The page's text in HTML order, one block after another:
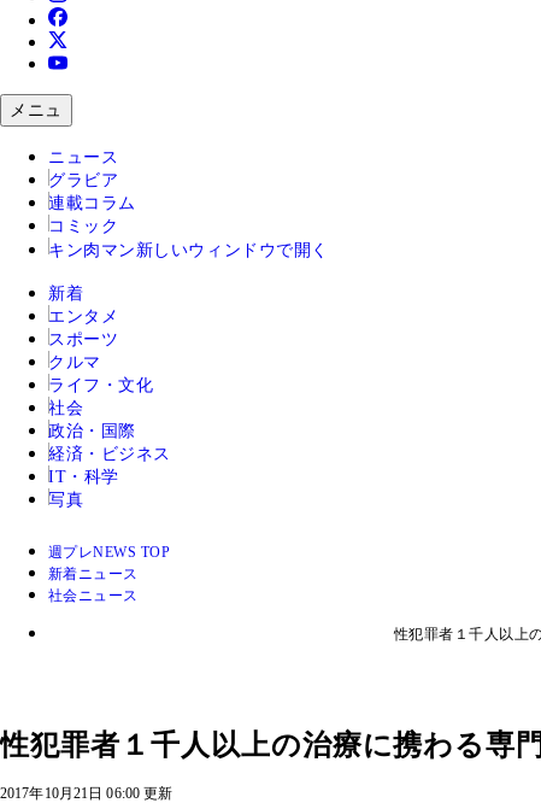
メニュ
ニュース
グラビア
連載コラム
コミック
キン肉マン 新しいウィンドウで開く
新着
エンタメ
スポーツ
クルマ
ライフ・文化
社会
政治・国際
経済・ビジネス
IT・科学
写真
週プレNEWS TOP
新着ニュース
社会ニュース
性犯罪者１千人以上
性犯罪者１千人以上の治療に携わる
2017年10月21日 06:00 更新